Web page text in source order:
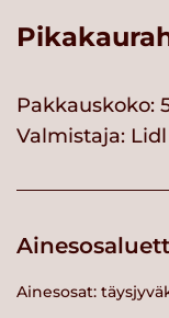
Pakkauskoko:
Valmistaja: Lidl
Ainesosat: